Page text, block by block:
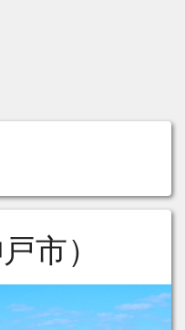
市）